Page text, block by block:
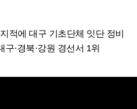
지적에 대구 기초단체 잇단 정비
·경북·강원 경선서 1위